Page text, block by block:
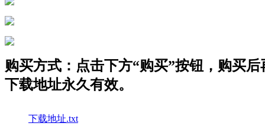
购买方式：点击下方“购买”按钮，购买
下载地址永久有效。
下载地址.txt